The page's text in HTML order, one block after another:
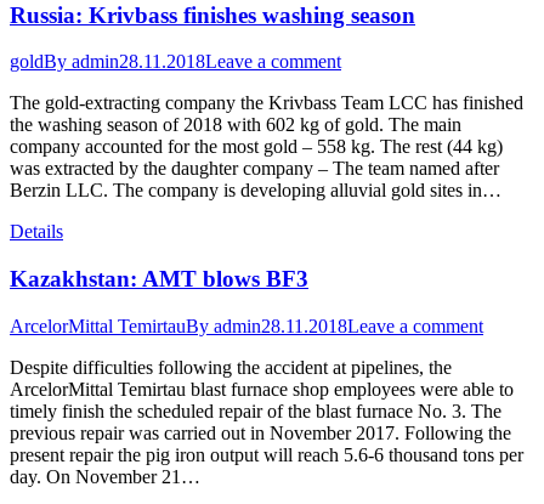
Russia: Krivbass finishes washing season
goldBy admin28.11.2018Leave a comment
The gold-extracting company the Krivbass Team LCC has finished
the washing season of 2018 with 602 kg of gold. The main
company accounted for the most gold – 558 kg. The rest (44 kg)
was extracted by the daughter company – The team named after
Berzin LLC. The company is developing alluvial gold sites in…
Details
Kazakhstan: AMT blows BF3
ArcelorMittal TemirtauBy admin28.11.2018Leave a comment
Despite difficulties following the accident at pipelines, the
ArcelorMittal Temirtau blast furnace shop employees were able to
timely finish the scheduled repair of the blast furnace No. 3. The
previous repair was carried out in November 2017. Following the
present repair the pig iron output will reach 5.6-6 thousand tons per
day. On November 21…